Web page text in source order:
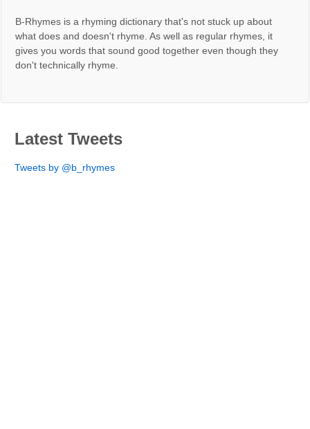
B-Rhymes is a rhyming dictionary that's not stuck up about
what does and doesn't rhyme. As well as regular rhymes, it
gives you words that sound good together even though they
don't technically rhyme.
Latest Tweets
Tweets by @b_rhymes